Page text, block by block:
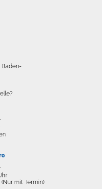
Baden-
(Nur mit Termin)